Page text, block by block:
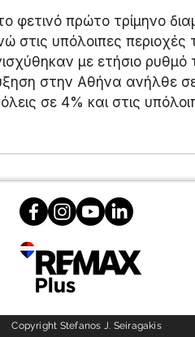
φετινό πρώτο τρίμηνο
στις υπόλοιπες περιοχές
με ετήσιο
στην Αθήνα ανήλθε
σε 4% και στις
Copyright Stefanos J. Seiragakis